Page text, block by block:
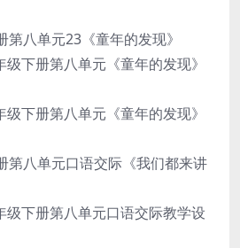
第八单元23《童年的发现》
下册第八单元《童年的发现》
下册第八单元《童年的发现》
第八单元口语交际《我们都来讲
级下册第八单元口语交际教学设